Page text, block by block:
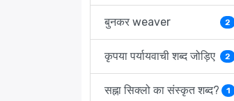
बुनकर weaver 2
कृपया पर्यायवाची शब्द जोड़िए 2
सह्ना सिक्लो का संस्कृत शब्द? 1